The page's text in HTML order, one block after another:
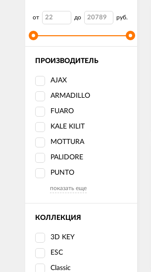
от до руб.
ПРОИЗВОДИТЕЛЬ
AJAX
ARMADILLO
FUARO
KALE KILIT
MOTTURA
PALIDORE
PUNTO
показать еще
КОЛЛЕКЦИЯ
3D KEY
ESC
Classic